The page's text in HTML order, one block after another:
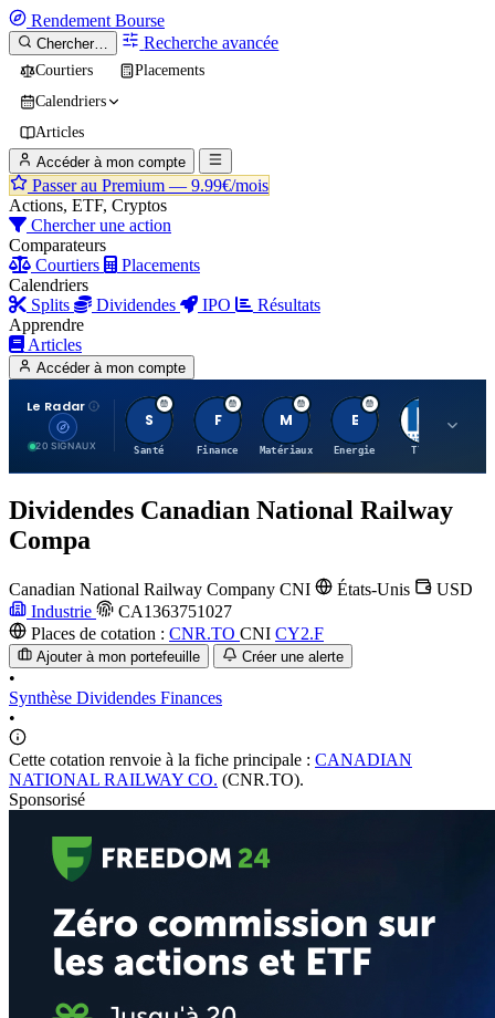
Rendement Bourse
Chercher… Recherche avancée
Courtiers
Placements
Calendriers
Articles
Accéder à mon compte
Passer au Premium — 9.99€/mois
Actions, ETF, Cryptos
Chercher une action
Comparateurs
Courtiers
Placements
Calendriers
Splits
Dividendes IPO
Résultats
Apprendre
Articles
Accéder à mon compte
Le Radar
20 SIGNAUX
S
Santé
F
Finance
M
Matériaux
E
Energie TTWO
Dividendes Canadian National Railway
Compa
Canadian National Railway Company CNI États-Unis
USD
Industrie
CA1363751027
Places de cotation : CNR.TO CNI CY2.F
Ajouter à mon portefeuille Créer une alerte
•
Synthèse Dividendes Finances
•
Cette cotation renvoie à la fiche principale : CANADIAN
NATIONAL RAILWAY CO. (CNR.TO).
Sponsorisé